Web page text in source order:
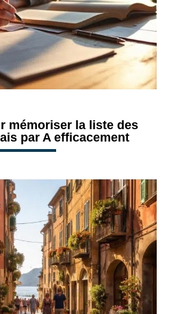
mémoriser la liste des
par A efficacement